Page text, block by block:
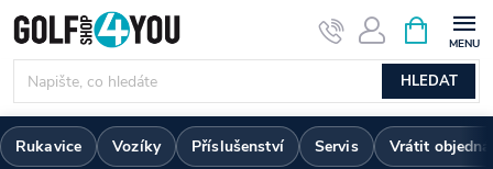
Přejít
na
obsah
HLEDAT
NÁKUPNÍ
KOŠÍK
Rukavice Vozíky Příslušenství Servis Vrátit